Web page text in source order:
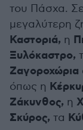
του Πάσχα.
μεγαλύτερη
Καστοριά, η
Ξυλόκαστρο,
Ζαγοροχώρια
όπως η
Ζάκυνθος, η
Σκύρος, τα